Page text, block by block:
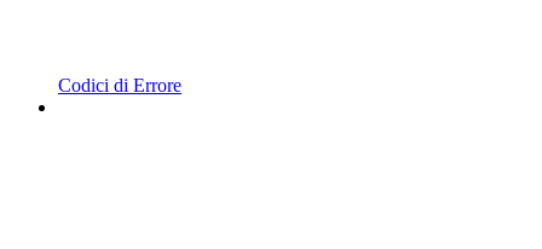
Codici di Errore